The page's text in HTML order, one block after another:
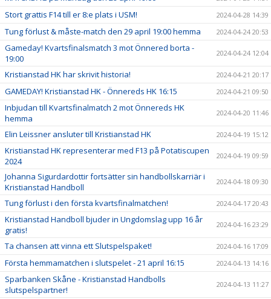
Stort grattis F14 till er 8:e plats i USM! 2024-04-28 14:39
Tung förlust & måste-match den 29 april 19:00 hemma 2024-04-24 20:53
Gameday! Kvartsfinalsmatch 3 mot Önnered borta -
19:00
2024-04-24 12:04
Kristianstad HK har skrivit historia! 2024-04-21 20:17
GAMEDAY! Kristianstad HK - Önnereds HK 16:15 2024-04-21 09:50
Inbjudan till Kvartsfinalmatch 2 mot Önnereds HK
hemma
2024-04-20 11:46
Elin Leissner ansluter till Kristianstad HK 2024-04-19 15:12
Kristianstad HK representerar med F13 på Potatiscupen
2024
2024-04-19 09:59
Johanna Sigurdardottir fortsätter sin handbollskarriär i
Kristianstad Handboll
2024-04-18 09:30
Tung förlust i den första kvartsfinalmatchen! 2024-04-17 20:43
Kristianstad Handboll bjuder in Ungdomslag upp 16 år
gratis!
2024-04-16 23:29
Ta chansen att vinna ett Slutspelspaket! 2024-04-16 17:09
Första hemmamatchen i slutspelet - 21 april 16:15 2024-04-13 14:16
Sparbanken Skåne - Kristianstad Handbolls
slutspelspartner!
2024-04-13 11:27